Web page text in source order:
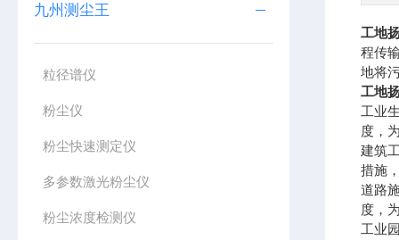
九州测尘王
粒径谱仪
粉尘仪
粉尘快速测定仪
多参数激光粉尘仪
粉尘浓度检测仪
工地
程传
地将
工地
工业
度，
建筑
措施
道路
度，
工业